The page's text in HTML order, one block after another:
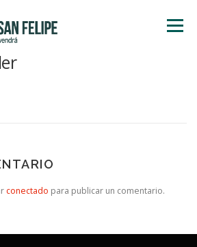
Menú
conectado para publicar un comentario.